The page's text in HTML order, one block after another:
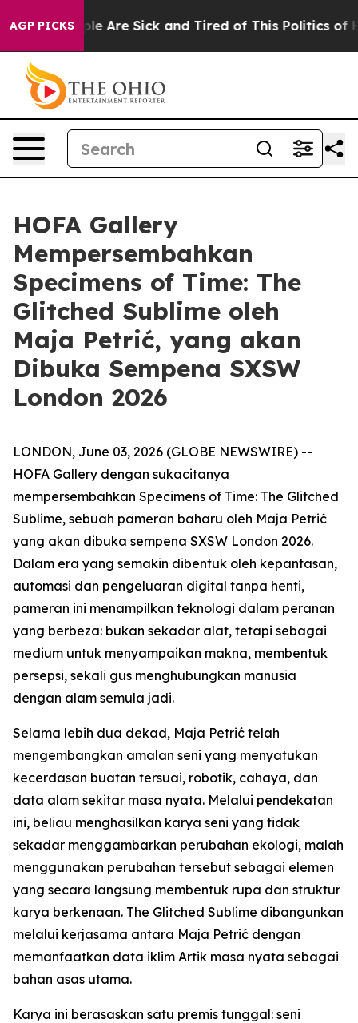
AGP PICKS
“People Are Sick and Tired of This Politics of
HOFA Gallery
Mempersembahkan
Specimens of Time: The
Glitched Sublime oleh
Maja Petrić, yang akan
Dibuka Sempena SXSW
London 2026
LONDON, June 03, 2026 (GLOBE NEWSWIRE) --
HOFA Gallery dengan sukacitanya
mempersembahkan Specimens of Time: The Glitched
Sublime, sebuah pameran baharu oleh Maja Petrić
yang akan dibuka sempena SXSW London 2026.
Dalam era yang semakin dibentuk oleh kepantasan,
automasi dan pengeluaran digital tanpa henti,
pameran ini menampilkan teknologi dalam peranan
yang berbeza: bukan sekadar alat, tetapi sebagai
medium untuk menyampaikan makna, membentuk
persepsi, sekali gus menghubungkan manusia
dengan alam semula jadi.
Selama lebih dua dekad, Maja Petrić telah
mengembangkan amalan seni yang menyatukan
kecerdasan buatan tersuai, robotik, cahaya, dan
data alam sekitar masa nyata. Melalui pendekatan
ini, beliau menghasilkan karya seni yang tidak
sekadar menggambarkan perubahan ekologi, malah
menggunakan perubahan tersebut sebagai elemen
yang secara langsung membentuk rupa dan struktur
karya berkenaan. The Glitched Sublime dibangunkan
melalui kerjasama antara Maja Petrić dengan
memanfaatkan data iklim Artik masa nyata sebagai
bahan asas utama.
Karya ini berasaskan satu premis tunggal: seni